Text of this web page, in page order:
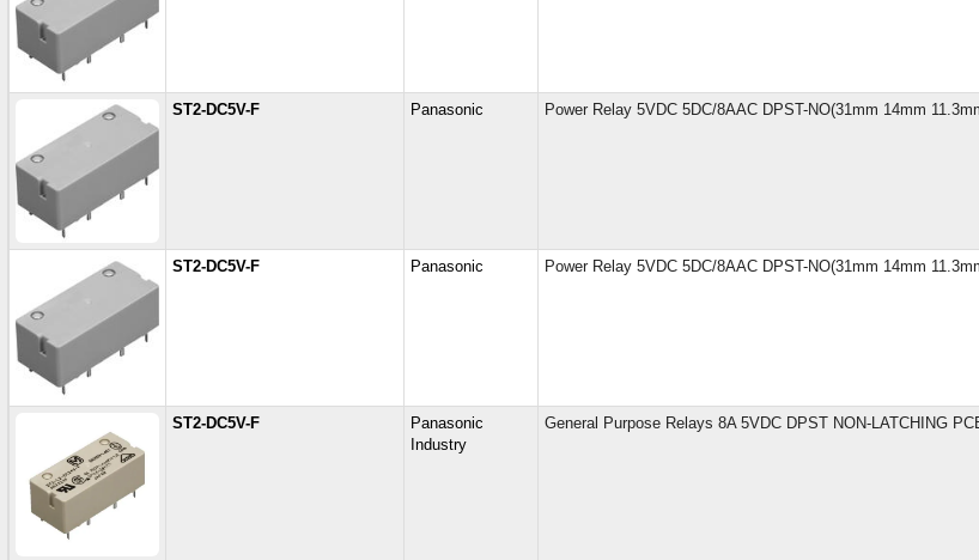
ST2-DC5V-F Panasonic Power Relay 5VDC 5DC/8AAC DPST-NO(31mm 14mm
ST2-DC5V-F Panasonic Power Relay 5VDC 5DC/8AAC DPST-NO(31mm 14mm
ST2-DC5V-F
Panasonic
Industry
General Purpose Relays 8A 5VDC DPST NON-LATCHING